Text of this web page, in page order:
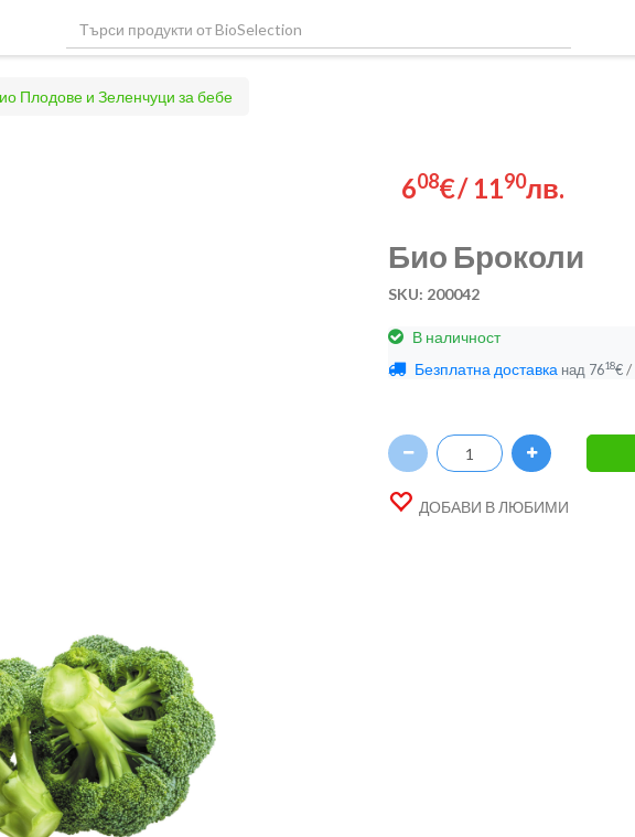
Плодове и Зеленчуци за бебе
608€/ 1190лв.
Био Броколи
SKU: 200042
В наличност
Безплатна доставка над 7618€ /
ДОБАВИ В ЛЮБИМИ